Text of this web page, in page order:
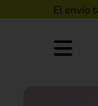
El envío